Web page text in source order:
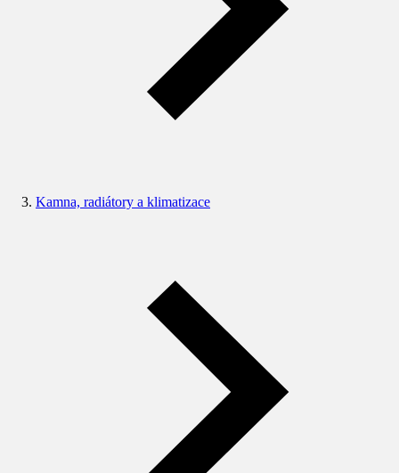
Kamna, radiátory a klimatizace